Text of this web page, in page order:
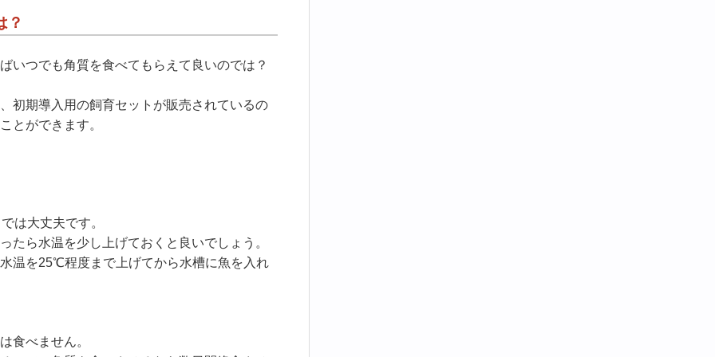
？
いつでも角質を食べてもらえて良いのでは？
初期導入用の飼育セットが販売されているの
とができます。
は大丈夫です。
たら水温を少し上げておくと良いでしょう。
温を25℃程度まで上げてから水槽に魚を入れ
食べません。